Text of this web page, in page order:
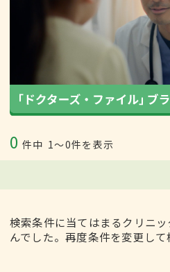
0 件中 1〜0件を表示
検索条件に当てはまるクリニ
んでした。再度条件を変更して